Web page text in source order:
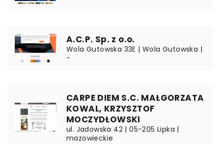
A.C.P. Sp. z o.o.
Wola Gutowska 33E | Wola Gutowska |
-
CARPE DIEM S.C. MAŁGORZATA
KOWAL, KRZYSZTOF
MOCZYDŁOWSKI
ul. Jadowska 42 | 05-205 Lipka |
mazowieckie